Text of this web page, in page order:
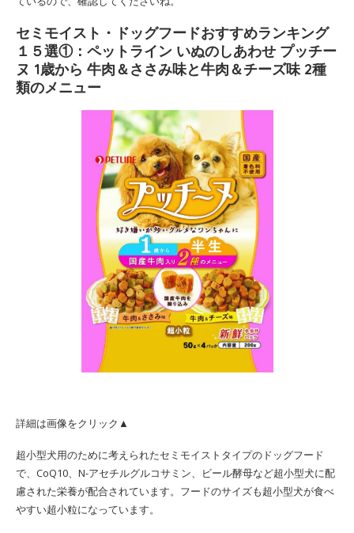
セミモイスト・ドッグフードおすすめランキング
１５選①：ペットライン いぬのしあわせ プッチー
ヌ 1歳から 牛肉＆ささみ味と牛肉＆チーズ味 2種
類のメニュー
詳細は画像をクリック▲
超小型犬用のために考えられたセミモイストタイプのドッグフード
で、CoQ10、N-アセチルグルコサミン、ビール酵母など超小型犬に配
慮された栄養が配合されています。フードのサイズも超小型犬が食べ
やすい超小粒になっています。